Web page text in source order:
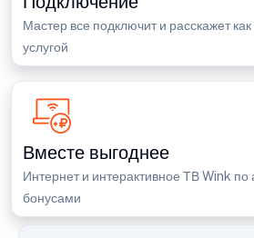
Мастер все подключит и расскажет
услугой
Вместе выгоднее
Интернет и интерактивное ТВ Wink
бонусами